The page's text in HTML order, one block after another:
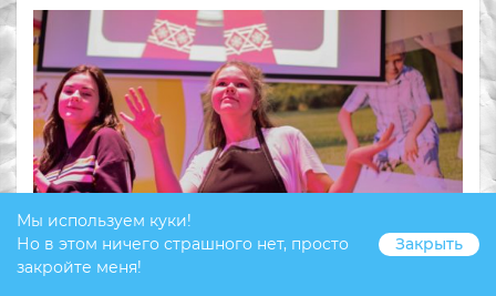
Мы используем куки!
Но в этом ничего страшного нет, просто
закройте меня!
Закрыть